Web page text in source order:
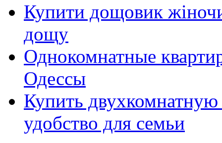
Купити дощовик
дощу
Однокомнатные
Одессы
Купить
удобство для семьи